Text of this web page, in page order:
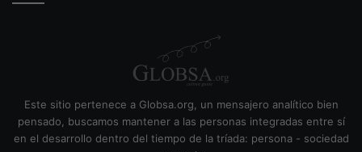
Este sitio pertenece a Globsa.org, un mensajero analítico bien
pensado, buscamos mantener a las personas integradas entre sí
en el desarrollo dentro del tiempo de la tríada: persona - sociedad